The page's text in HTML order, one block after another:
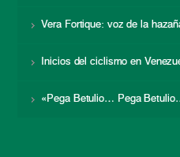
Vera Fortique: voz de la
Inicios del ciclismo en
«Pega Betulio… Pega